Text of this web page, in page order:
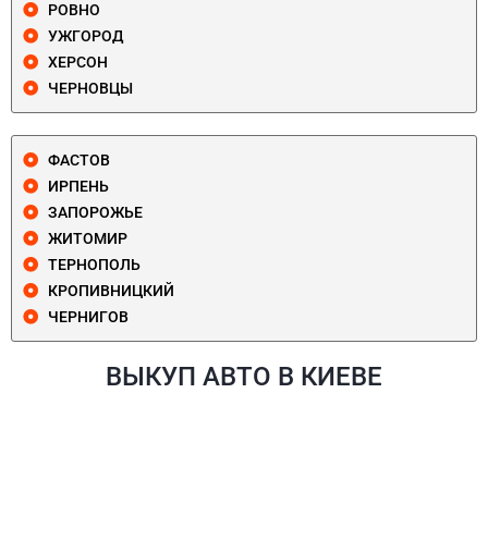
РОВНО
УЖГОРОД
ХЕРСОН
ЧЕРНОВЦЫ
ФАСТОВ
ИРПЕНЬ
ЗАПОРОЖЬЕ
ЖИТОМИР
ТЕРНОПОЛЬ
КРОПИВНИЦКИЙ
ЧЕРНИГОВ
ВЫКУП АВТО В КИЕВЕ